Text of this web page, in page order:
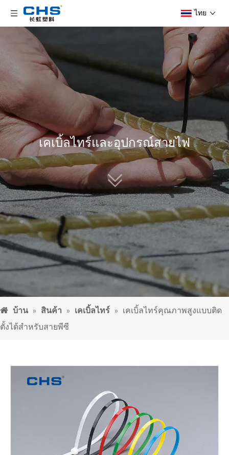
ไทย
เคเบิ้ลไทร์และอุปกรณ์สายไฟ
บ้าน » สินค้า » เคเบิ้ลไทร์ » เคเบิ้ลไทร์คุณภาพสูงแบบติด
ตั้งได้สำหรับสายพีซี